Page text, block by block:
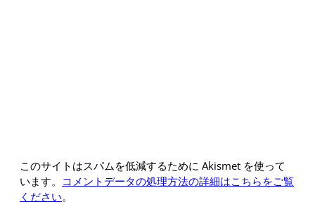
このサイトはスパムを低減するために Akismet を使って
います。 コメントデータの処理方法の詳細はこちらをご覧
ください。